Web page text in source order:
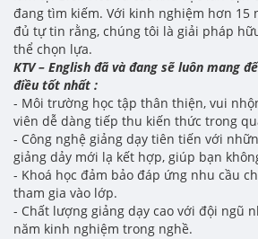
đang tìm kiếm. Với kinh nghiệm hơn 15
đủ tự tin rằng, chúng tôi là giải pháp
thể chọn lựa.
KTV – English đã và đang sẽ luôn mang
điều tốt nhất :
- Môi trường học tập thân thiện, vui
viên dễ dàng tiếp thu kiến thức trong
- Công nghệ giảng dạy tiên tiến với
giảng dảy mới lạ kết hợp, giúp bạn
- Khoá học đảm bảo đáp ứng nhu cầu
tham gia vào lớp.
- Chất lượng giảng dạy cao với đội ngũ
năm kinh nghiệm trong nghề.